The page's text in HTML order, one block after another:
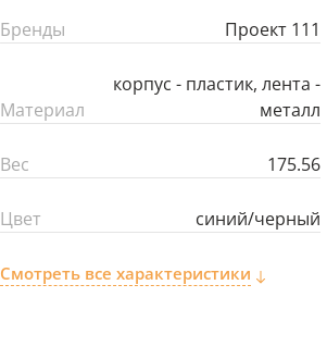
Бренды Проект 111
Материал
корпус - пластик, лента -
металл
Вес 175.56
Цвет синий/черный
Смотреть все характеристики